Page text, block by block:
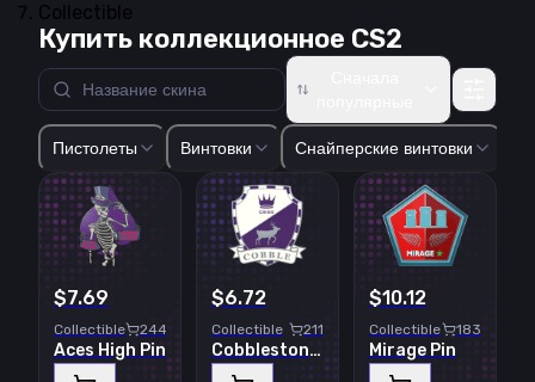
Collectible
Купить коллекционное CS2
Пистолеты Винтовки Снайперские винтовки
Glock-18USP-SP2000P250Five-SeveNTec-9CZ75-Auto
$7.69
Collectible 244
Aces High Pin
$6.72
Collectible 211
Cobblestone Pin
$10.12
Collectible 183
Mirage Pin